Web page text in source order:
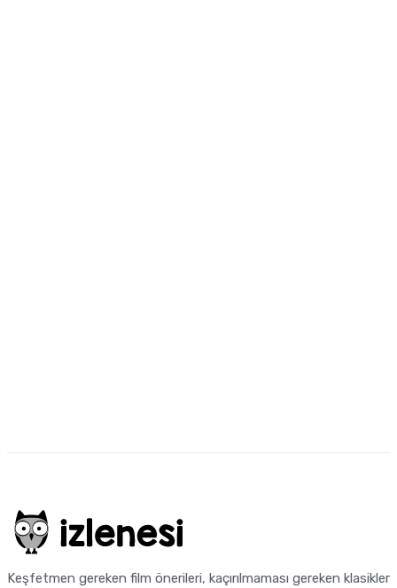
Keşfetmen gereken film önerileri, kaçırılmaması gereken klasikler